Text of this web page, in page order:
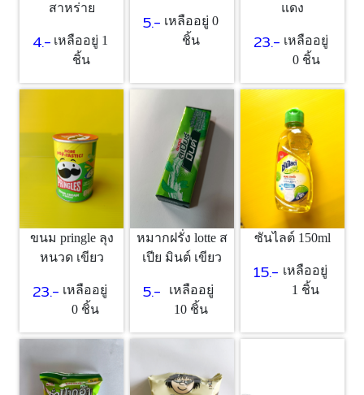
สาหร่าย
4.- เหลืออยู่ 1
ชิ้น
5.- เหลืออยู่ 0
ชิ้น
แดง
23.- เหลืออยู่
0 ชิ้น
ขนม pringle ลุง
หนวด เขียว
23.- เหลืออยู่
0 ชิ้น
หมากฝรั่ง lotte ส
เปีย มินต์ เขียว
5.-
เหลืออยู่
10 ชิ้น
ซันไลต์ 150ml
15.- เหลืออยู่
1 ชิ้น